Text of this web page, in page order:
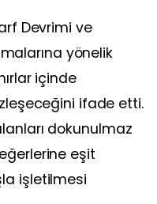
Devrimi ve
yönelik
içinde
ifade etti.
dokunulmaz
eşit
işletilmesi